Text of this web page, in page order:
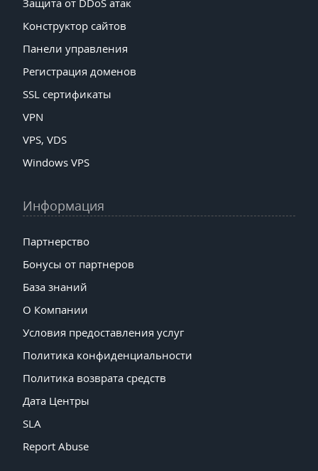
Конструктор сайтов
Панели управления
Регистрация доменов
SSL сертификаты
VPN
VPS, VDS
Windows VPS
Информация
Партнерство
Бонусы от партнеров
База знаний
О Компании
Условия предоставления услуг
Политика конфиденциальности
Политика возврата средств
Дата Центры
SLA
Report Abuse